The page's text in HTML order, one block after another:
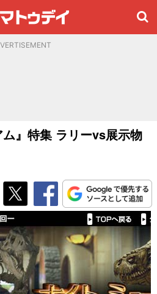
ム』特集 ラリーvs展示物